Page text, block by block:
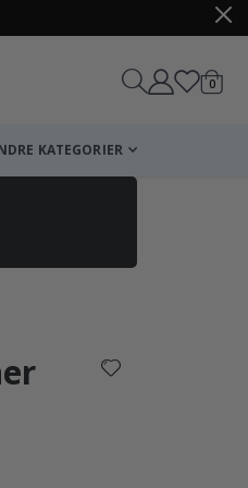
0varer
KATEGORIER